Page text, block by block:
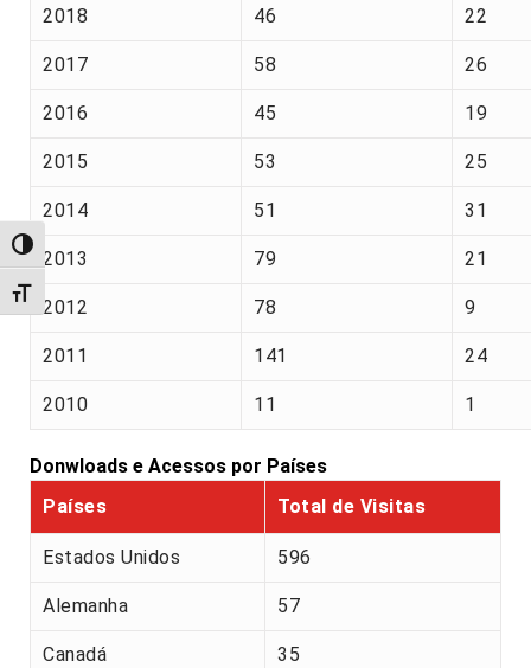
Alternar alto contraste
Alternar tamanho da fonte
2018 46 22
2017 58 26
2016 45 19
2015 53 25
2014 51 31
2013 79 21
2012 78 9
2011 141 24
2010 11 1
Donwloads e Acessos por Países
Países
Total de Visitas
Estados Unidos 596
Alemanha 57
Canadá 35